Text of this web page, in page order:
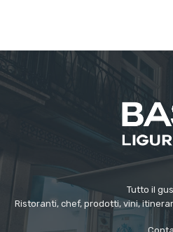
Tutto il
Ristoranti, chef, prodotti, vini,